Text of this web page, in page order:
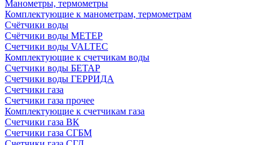
Манометры, термометры
Комплектующие к манометрам, термометрам
Счётчики воды
Счётчики воды МЕТЕР
Счетчики воды VALTEC
Комплектующие к счетчикам воды
Счетчики воды БЕТАР
Счетчики воды ГЕРРИДА
Счетчики газа
Счетчики газа прочее
Комплектующие к счетчикам газа
Счетчики газа ВК
Счетчики газа СГБМ